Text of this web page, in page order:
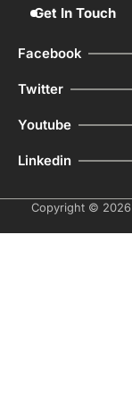
Get In Touch
Facebook
Twitter
Youtube
Linkedin
Copyright © 2026